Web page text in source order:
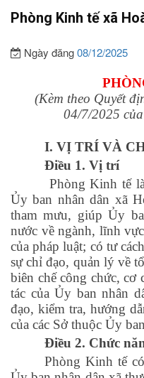
Mỹ
Phòng Kinh tế xã
Ngày đăng08/12/2025
(Kèm theo Quyết
04/7/2025
I. VỊ TRÍ VÀ
Điều 1. Vị trí
Phòng Kinh tế
Ủy ban nhân dân xã
tham mưu, giúp Ủy
nước về ngành, lĩnh
của pháp luật; có tư
sự chỉ đạo, quản lý về
biên chế công chức, cơ
tác của Ủy ban nhân
đạo, kiểm tra, hướng
của các Sở thuộc Ủy
Điều 2. Chức
Phòng Kinh tế